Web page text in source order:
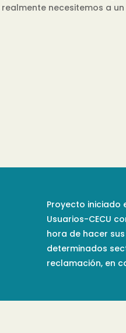
necesitemos a un
Proyecto iniciado
Usuarios-CECU
hora de hacer
determinados
reclamación, en